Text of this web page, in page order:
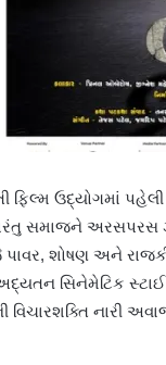
ફિલ્મ ઉદ્યોગમાં
સમાજને અરસપરસ
પાવર, શોષણ અને
સિનેમેટિક
વિચારશક્તિ નારી